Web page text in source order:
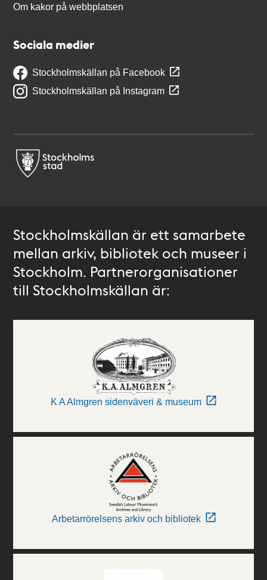
Om kakor på webbplatsen
Sociala medier
Stockholmskällan på Facebook
Stockholmskällan på Instagram
Stockholmskällan är ett samarbete
mellan arkiv, bibliotek och museer i
Stockholm. Partnerorganisationer
till Stockholmskällan är:
K A Almgren sidenväveri & museum
Arbetarrörelsens arkiv och bibliotek